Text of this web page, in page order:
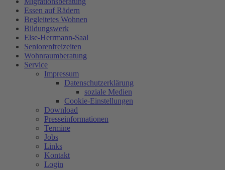
Essen auf Rädern
Begleitetes Wohnen
Bildungswerk
Else-Herrmann-Saal
Seniorenfreizeiten
Wohnraumberatung
Service
Impressum
Datenschutzerklärung
soziale Medien
Cookie-Einstellungen
Download
Presseinformationen
Termine
Jobs
Links
Kontakt
Login